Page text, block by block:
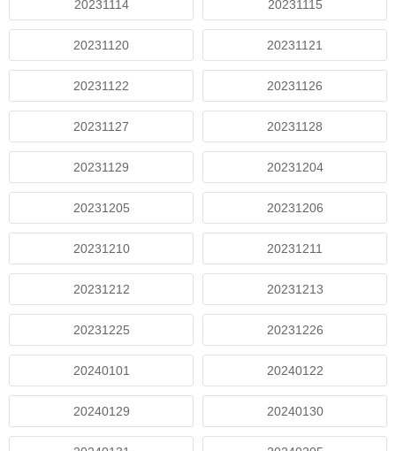
20231114 20231115
20231120 20231121
20231122 20231126
20231127 20231128
20231129 20231204
20231205 20231206
20231210 20231211
20231212 20231213
20231225 20231226
20240101 20240122
20240129 20240130